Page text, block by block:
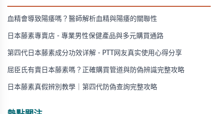
血精會導致陽痿嗎？醫師解析血精與陽痿的關聯性
日本藤素專賣店 - 專業男性保健產品與多元購買通路
第四代日本藤素成分功效详解 - PTT网友真实使用心得分享
屈臣氏有賣日本藤素嗎？正確購買管道與防偽辨識完整攻略
日本藤素真假辨別教學｜第四代防偽查詢完整攻略